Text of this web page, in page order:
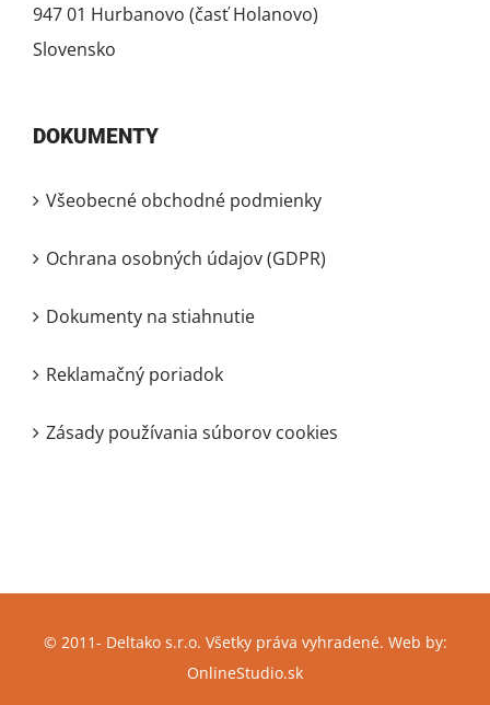
947 01 Hurbanovo (časť Holanovo)
Slovensko
DOKUMENTY
Všeobecné obchodné podmienky
Ochrana osobných údajov (GDPR)
Dokumenty na stiahnutie
Reklamačný poriadok
Zásady používania súborov cookies
© 2011- Deltako s.r.o. Všetky práva vyhradené. Web by:
OnlineStudio.sk